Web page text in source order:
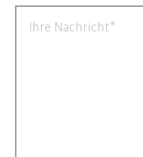
Ihre Nachricht